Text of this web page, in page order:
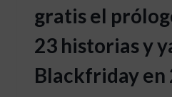
gratis el
23 historias y
Blackfriday en